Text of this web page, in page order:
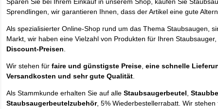
Sparen Sie bei Ihrem Einkauf in unserem Shop, kaufen Sie
Sprendlingen, wir garantieren Ihnen, dass der Artikel eine gute
Als spezialisierter Online-Shop rund um das Thema Staubsaugen,
Markt, wir haben eine Vielzahl von Produkten für Ihren
Discount-Preisen.
Wir stehen fürfaire und günstigste Preise,eine schnelle
Versandkosten und sehr gute Qualität.
Als Stammkunde erhalten Sie auf alleStaubsaugerbeutel,
Staubsaugerbeutelzubehör, 5% Wiederbestellerrabatt. Wir